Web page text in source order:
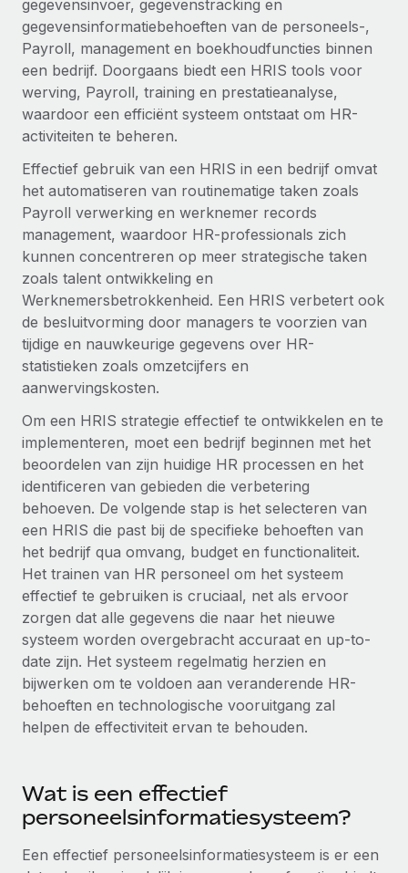
Zzp'ers internationaal onboarden en beheren
PEO
Ingewikkelde HR-taken eenvoudig uitbesteden
HR naadloos in workflows integreren
Platform
Ingebouwde essentiële HR-functies voor je team
Verbinden Nieuw
AI-tools koppelen aan Remote met onze MCP
Processen stroomlijnen met essentiële zakelijke tools
DIENSTEN
Vraag een expert
Krijg hulp van global HR- en juridische experts
Achtergrondonderzoek
Vereenvoudig het screeningsproces van
kandidaten
Compliance Watchtower
Blijf compliance-risico's voor
Apparaatbeheer
Lever en track wereldwijd IT-middelen
Entiteiten oprichten
Mobiliteit en overplaatsing
Plaats werknemers moeiteloos over
Eenvoudig secundaire arbeidsvoorwaarden
GROEIFASE
Start-ups
Flexibele global HR en payroll solutions voor groeiende
Mid-market
Teams uitbreiden met HR solutions op maat
Enterprise
Global HR voor grote bedrijven
WERK MET ONS SAMEN
Strategische technologiepartners
Integreer global HR flexibel in je platform
Een partner worden
Ontdek hoe je met ons kunt samenwerken
Remote Build Binnenkort beschikbaar
Integraties en advies over AI-automatiseringen
CASESTUDY'S
Betalingscalculator voor zzp'ers
Ontdek valuta-opties en betaalsnelheden voor
internationale zzp'ers
LEREN MET REMOTE
Onderzoek en gidsen
Casestudy's
HR-woordenlijst
Checklists en templates
Bibliotheek met functiebeschrijvingen
Evenementen
Inzicht in salaris en talent
Inzichtencentrum
Alle bronnen bekijken
BLOG
Global Payroll
EOR en PEO
Contractor Management
Naar de blog
BLOG
Nederlands
Français
Deutsch
Español
Italiano
Português (Portugal)
日本語
한국어
中文（简体）
Inloggen
gegevensinvoer, gegevenstracking en
gegevensinformatiebehoeften van de personeels-,
Payroll, management en boekhoudfuncties binnen
een bedrijf. Doorgaans biedt een HRIS tools voor
werving, Payroll, training en prestatieanalyse,
waardoor een efficiënt systeem ontstaat om HR-
activiteiten te beheren.
Effectief gebruik van een HRIS in een bedrijf omvat
het automatiseren van routinematige taken zoals
Payroll verwerking en werknemer records
management, waardoor HR-professionals zich
kunnen concentreren op meer strategische taken
zoals talent ontwikkeling en
Werknemersbetrokkenheid. Een HRIS verbetert ook
de besluitvorming door managers te voorzien van
tijdige en nauwkeurige gegevens over HR-
statistieken zoals omzetcijfers en
aanwervingskosten.
Om een HRIS strategie effectief te ontwikkelen en te
implementeren, moet een bedrijf beginnen met het
beoordelen van zijn huidige HR processen en het
identificeren van gebieden die verbetering
behoeven. De volgende stap is het selecteren van
een HRIS die past bij de specifieke behoeften van
het bedrijf qua omvang, budget en functionaliteit.
Het trainen van HR personeel om het systeem
effectief te gebruiken is cruciaal, net als ervoor
zorgen dat alle gegevens die naar het nieuwe
systeem worden overgebracht accuraat en up-to-
date zijn. Het systeem regelmatig herzien en
bijwerken om te voldoen aan veranderende HR-
behoeften en technologische vooruitgang zal
helpen de effectiviteit ervan te behouden.
Wat is een effectief
personeelsinformatiesysteem?
Een effectief personeelsinformatiesysteem is er een